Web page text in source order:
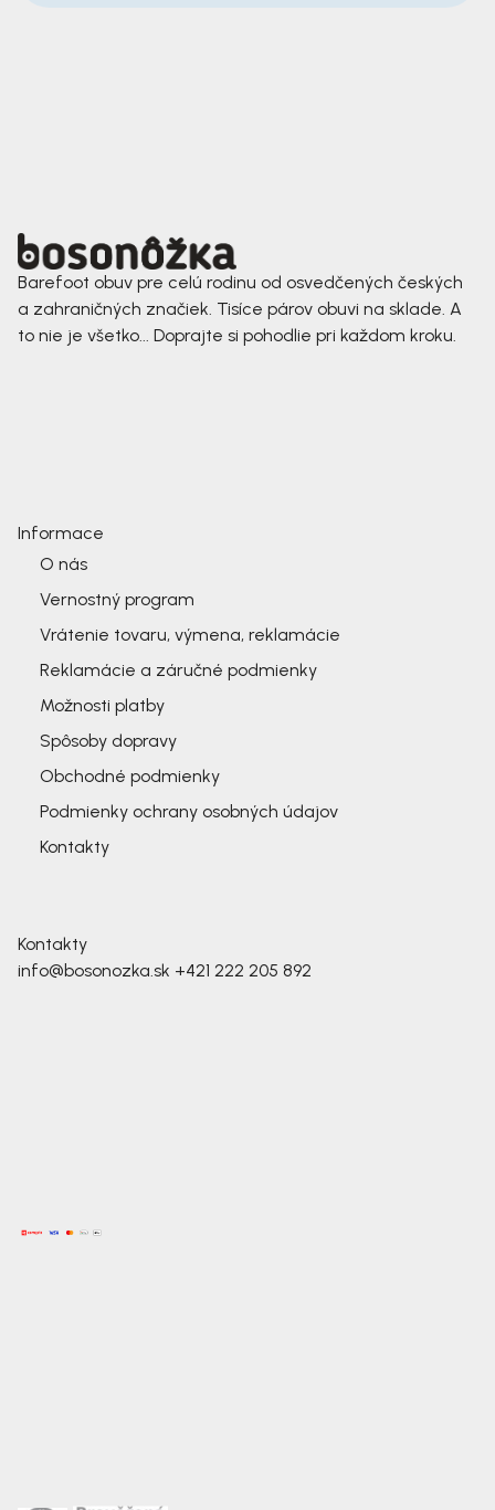
Barefoot obuv pre celú rodinu od osvedčených českých
a zahraničných značiek. Tisíce párov obuvi na sklade. A
to nie je všetko... Doprajte si pohodlie pri každom kroku.
Informace
O nás
Vernostný program
Vrátenie tovaru, výmena, reklamácie
Reklamácie a záručné podmienky
Možnosti platby
Spôsoby dopravy
Obchodné podmienky
Podmienky ochrany osobných údajov
Kontakty
Kontakty
info@bosonozka.sk +421 222 205 892